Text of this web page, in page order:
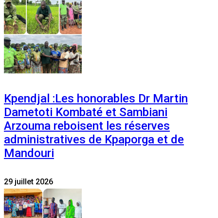
Kpendjal :Les honorables Dr Martin
Dametoti Kombaté et Sambiani
Arzouma reboisent les réserves
administratives de Kpaporga et de
Mandouri
29 juillet 2026